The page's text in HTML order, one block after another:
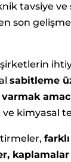
tavsiye ve
son
sabitleme
kimyasal